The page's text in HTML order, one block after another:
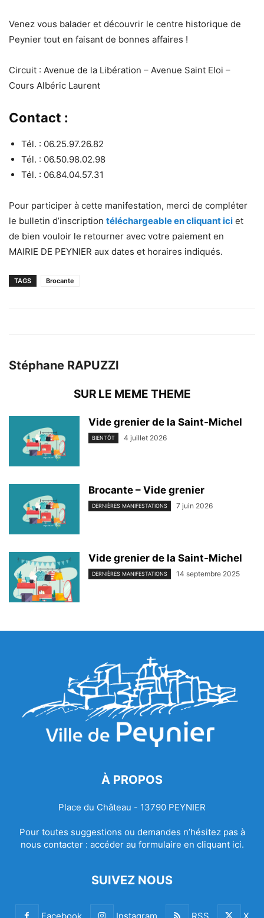
Venez vous balader et découvrir le centre historique de
Peynier tout en faisant de bonnes affaires !
Circuit : Avenue de la Libération – Avenue Saint Eloi –
Cours Albéric Laurent
Contact :
Tél. : 06.25.97.26.82
Tél. : 06.50.98.02.98
Tél. : 06.84.04.57.31
Pour participer à cette manifestation, merci de compléter
le bulletin d’inscription téléchargeable en cliquant ici et
de bien vouloir le retourner avec votre paiement en
MAIRIE DE PEYNIER aux dates et horaires indiqués.
TAGS Brocante
Stéphane RAPUZZI
SUR LE MEME THEME
Vide grenier de la Saint-Michel
BIENTÔT 4 juillet 2026
Brocante – Vide grenier
DERNIÈRES MANIFESTATIONS 7 juin 2026
Vide grenier de la Saint-Michel
DERNIÈRES MANIFESTATIONS 14 septembre 2025
À PROPOS
Place du Château - 13790 PEYNIER
Pour toutes suggestions ou demandes n’hésitez pas à
nous contacter : accéder au formulaire en cliquant ici.
SUIVEZ NOUS